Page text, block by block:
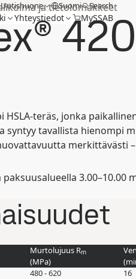
Uutishuone Suomi Search
Yhteystiedot MySSAB
ja tietolomakkeet
HSLA-teräs, jonka
tavallista hienompi
merkittävästi
paksuusalueella
Murtolujuus Rm
(MPa)
480 - 620 16